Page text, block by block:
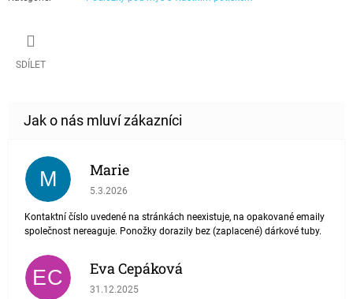
SDÍLET
M Marie
Hodnocení obchodu je 1 z 5 hvězdiček.
5.3.2026
Kontaktní číslo uvedené na stránkách neexistuje, na opakované emaily
společnost nereaguje. Ponožky dorazily bez (zaplacené) dárkové tuby.
EC Eva Cepáková
Hodnocení obchodu je 5 z 5 hvězdiček.
31.12.2025